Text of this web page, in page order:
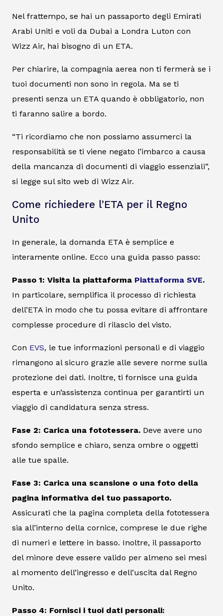
Nel frattempo, se hai un passaporto degli Emirati
Arabi Uniti e voli da Dubai a Londra Luton con
Wizz Air, hai bisogno di un ETA.
Per chiarire, la compagnia aerea non ti fermerà se i
tuoi documenti non sono in regola. Ma se ti
presenti senza un ETA quando è obbligatorio, non
ti faranno salire a bordo.
“Ti ricordiamo che non possiamo assumerci la
responsabilità se ti viene negato l’imbarco a causa
della mancanza di documenti di viaggio essenziali”,
si legge sul sito web di Wizz Air.
Come richiedere l’ETA per il Regno
Unito
In generale, la domanda ETA è semplice e
interamente online. Ecco una guida passo passo:
Passo 1: Visita la piattaforma Piattaforma SVE.
In particolare, semplifica il processo di richiesta
dell’ETA in modo che tu possa evitare di affrontare
complesse procedure di rilascio del visto.
Con EVS, le tue informazioni personali e di viaggio
rimangono al sicuro grazie alle severe norme sulla
protezione dei dati. Inoltre, ti fornisce una guida
esperta e un’assistenza continua per garantirti un
viaggio di candidatura senza stress.
Fase 2: Carica una fototessera. Deve avere uno
sfondo semplice e chiaro, senza ombre o oggetti
alle tue spalle.
Fase 3: Carica una scansione o una foto della
pagina informativa del tuo passaporto.
Assicurati che la pagina completa della fototessera
sia all’interno della cornice, comprese le due righe
di numeri e lettere in basso. Inoltre, il passaporto
del minore deve essere valido per almeno sei mesi
al momento dell’ingresso e dell’uscita dal Regno
Unito.
Passo 4: Fornisci i tuoi dati personali: